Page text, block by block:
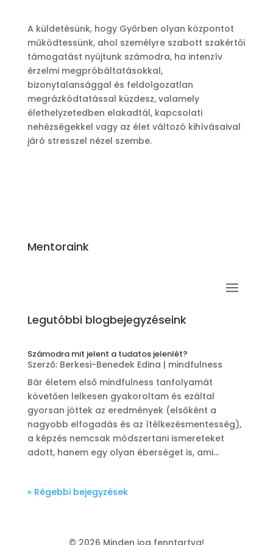
A küldetésünk, hogy Győrben olyan központot
működtessünk, ahol személyre szabott szakértői
támogatást nyújtunk számodra, ha intenzív
érzelmi megpróbáltatásokkal,
bizonytalansággal és feldolgozatlan
megrázkódtatással küzdesz, valamely
élethelyzetedben elakadtál, kapcsolati
nehézségekkel vagy az élet változó kihívásaival
járó stresszel nézel szembe.
Mentoraink
Legutóbbi blogbejegyzéseink
Számodra mit jelent a tudatos jelenlét?
Szerző: Berkesi-Benedek Edina | mindfulness
Bár életem első mindfulness tanfolyamát
követően lelkesen gyakoroltam és ezáltal
gyorsan jöttek az eredmények (elsőként a
nagyobb elfogadás és az ítélkezésmentesség),
a képzés nemcsak módszertani ismereteket
adott, hanem egy olyan éberséget is, ami...
« Régebbi bejegyzések
© 2026 Minden jog fenntartva!